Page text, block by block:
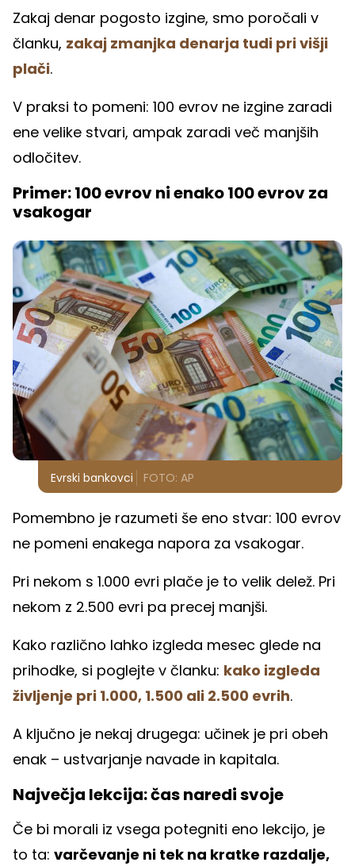
Zakaj denar pogosto izgine, smo poročali v
članku, zakaj zmanjka denarja tudi pri višji
plači.
V praksi to pomeni: 100 evrov ne izgine zaradi
ene velike stvari, ampak zaradi več manjših
odločitev.
Primer: 100 evrov ni enako 100 evrov za
vsakogar
Evrski bankovci FOTO: AP
Pomembno je razumeti še eno stvar: 100 evrov
ne pomeni enakega napora za vsakogar.
Pri nekom s 1.000 evri plače je to velik delež. Pri
nekom z 2.500 evri pa precej manjši.
Kako različno lahko izgleda mesec glede na
prihodke, si poglejte v članku: kako izgleda
življenje pri 1.000, 1.500 ali 2.500 evrih.
A ključno je nekaj drugega: učinek je pri obeh
enak – ustvarjanje navade in kapitala.
Največja lekcija: čas naredi svoje
Če bi morali iz vsega potegniti eno lekcijo, je
to ta: varčevanje ni tek na kratke razdalje,